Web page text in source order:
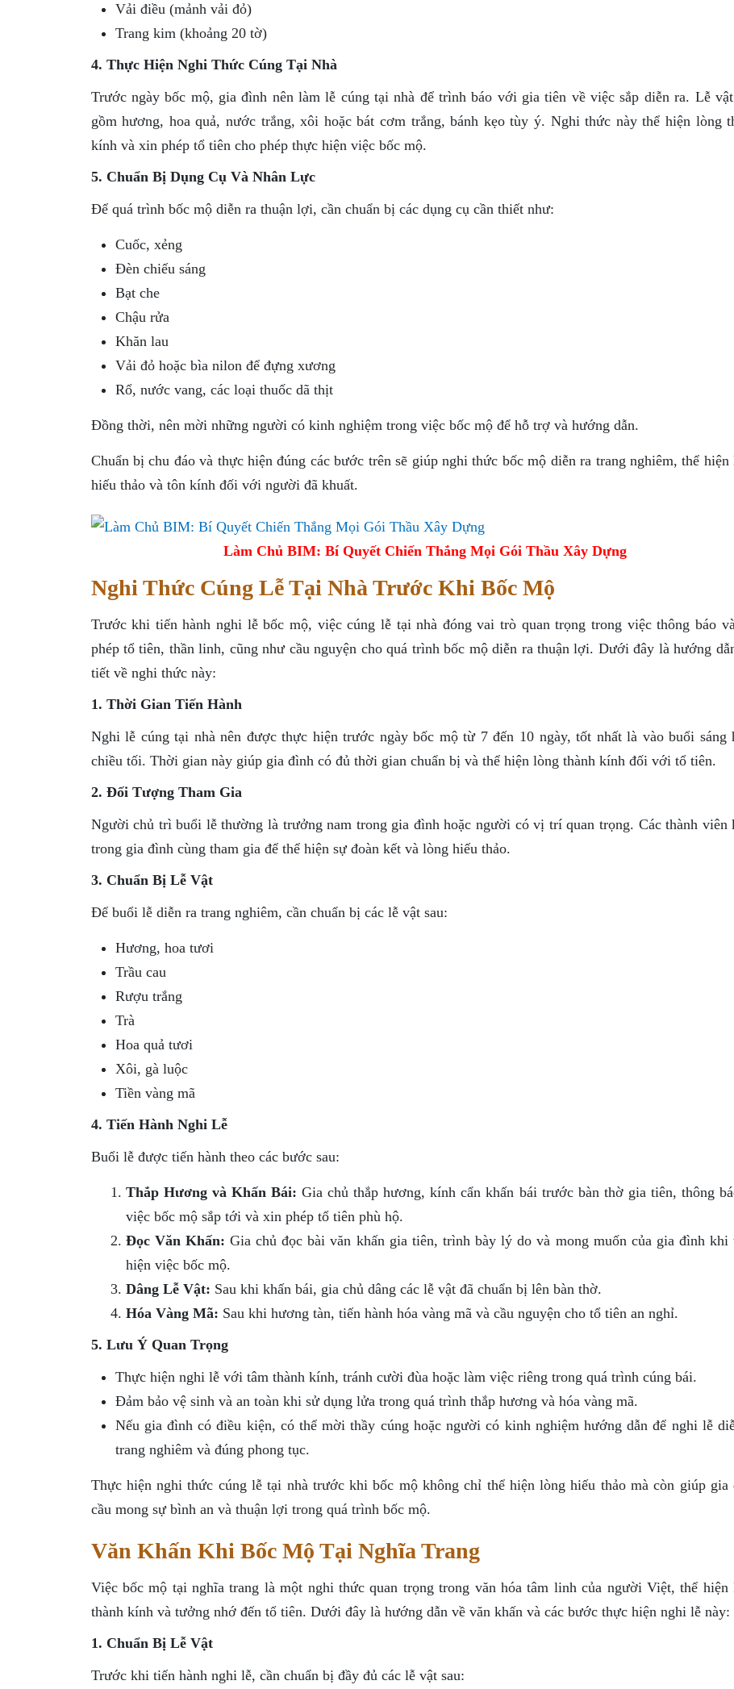
Vải điều (mảnh vải đỏ)
Trang kim (khoảng 20 tờ)
4. Thực Hiện Nghi Thức Cúng Tại Nhà
Trước ngày bốc mộ, gia đình nên làm lễ cúng tại nhà để trình báo với gia tiên về việc sắp diễn ra. Lễ
gồm hương, hoa quả, nước trắng, xôi hoặc bát cơm trắng, bánh kẹo tùy ý. Nghi thức này thể hiện lòng
kính và xin phép tổ tiên cho phép thực hiện việc bốc mộ.
5. Chuẩn Bị Dụng Cụ Và Nhân Lực
Để quá trình bốc mộ diễn ra thuận lợi, cần chuẩn bị các dụng cụ cần thiết như:
Cuốc, xẻng
Đèn chiếu sáng
Bạt che
Chậu rửa
Khăn lau
Vải đỏ hoặc bìa nilon để đựng xương
Rổ, nước vang, các loại thuốc dã thịt
Đồng thời, nên mời những người có kinh nghiệm trong việc bốc mộ để hỗ trợ và hướng dẫn.
Chuẩn bị chu đáo và thực hiện đúng các bước trên sẽ giúp nghi thức bốc mộ diễn ra trang nghiêm, thể hiện
hiếu thảo và tôn kính đối với người đã khuất.
Làm Chủ BIM: Bí Quyết Chiến Thắng Mọi Gói Thầu Xây Dựng
Nghi Thức Cúng Lễ Tại Nhà Trước Khi Bốc Mộ
Trước khi tiến hành nghi lễ bốc mộ, việc cúng lễ tại nhà đóng vai trò quan trọng trong việc thông báo
phép tổ tiên, thần linh, cũng như cầu nguyện cho quá trình bốc mộ diễn ra thuận lợi. Dưới đây là hướng
tiết về nghi thức này:
1. Thời Gian Tiến Hành
Nghi lễ cúng tại nhà nên được thực hiện trước ngày bốc mộ từ 7 đến 10 ngày, tốt nhất là vào buổi sáng
chiều tối. Thời gian này giúp gia đình có đủ thời gian chuẩn bị và thể hiện lòng thành kính đối với tổ tiên.
2. Đối Tượng Tham Gia
Người chủ trì buổi lễ thường là trưởng nam trong gia đình hoặc người có vị trí quan trọng. Các thành viên
trong gia đình cùng tham gia để thể hiện sự đoàn kết và lòng hiếu thảo.
3. Chuẩn Bị Lễ Vật
Để buổi lễ diễn ra trang nghiêm, cần chuẩn bị các lễ vật sau:
Hương, hoa tươi
Trầu cau
Rượu trắng
Trà
Hoa quả tươi
Xôi, gà luộc
Tiền vàng mã
4. Tiến Hành Nghi Lễ
Buổi lễ được tiến hành theo các bước sau:
Thắp Hương và Khấn Bái: Gia chủ thắp hương, kính cẩn khấn bái trước bàn thờ gia tiên, thông
việc bốc mộ sắp tới và xin phép tổ tiên phù hộ.
Đọc Văn Khấn: Gia chủ đọc bài văn khấn gia tiên, trình bày lý do và mong muốn của gia đình khi
hiện việc bốc mộ.
Dâng Lễ Vật: Sau khi khấn bái, gia chủ dâng các lễ vật đã chuẩn bị lên bàn thờ.
Hóa Vàng Mã: Sau khi hương tàn, tiến hành hóa vàng mã và cầu nguyện cho tổ tiên an nghỉ.
5. Lưu Ý Quan Trọng
Thực hiện nghi lễ với tâm thành kính, tránh cười đùa hoặc làm việc riêng trong quá trình cúng bái.
Đảm bảo vệ sinh và an toàn khi sử dụng lửa trong quá trình thắp hương và hóa vàng mã.
Nếu gia đình có điều kiện, có thể mời thầy cúng hoặc người có kinh nghiệm hướng dẫn để nghi lễ
trang nghiêm và đúng phong tục.
Thực hiện nghi thức cúng lễ tại nhà trước khi bốc mộ không chỉ thể hiện lòng hiếu thảo mà còn giúp gia
cầu mong sự bình an và thuận lợi trong quá trình bốc mộ.
Văn Khấn Khi Bốc Mộ Tại Nghĩa Trang
Việc bốc mộ tại nghĩa trang là một nghi thức quan trọng trong văn hóa tâm linh của người Việt, thể hiện
thành kính và tưởng nhớ đến tổ tiên. Dưới đây là hướng dẫn về văn khấn và các bước thực hiện nghi lễ này:
1. Chuẩn Bị Lễ Vật
Trước khi tiến hành nghi lễ, cần chuẩn bị đầy đủ các lễ vật sau: